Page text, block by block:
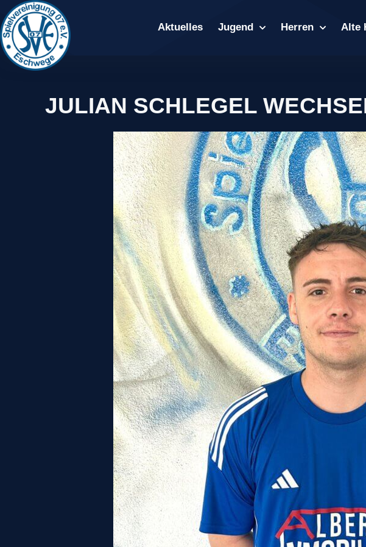
Aktuelles Jugend Herren Alte
JULIAN SCHLEGEL